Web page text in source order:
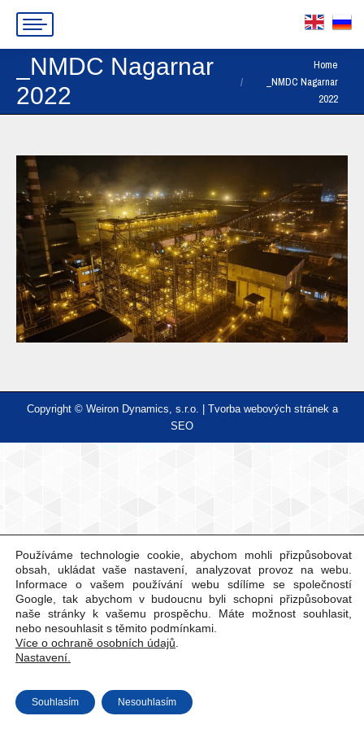
_NMDC Nagarnar
2022
Home
_NMDC Nagarnar
2022
Copyright © Weiron Dynamics, s.r.o. | Tvorba webových stránek a
SEO
Používáme technologie cookie, abychom mohli přizpůsobovat
obsah, ukládat vaše nastavení, analyzovat provoz na webu.
Informace o vašem používání webu sdílíme se společností
Google, tak abychom v budoucnu byli schopni přizpůsobovat
naše stránky k vašemu prospěchu. Máte možnost souhlasit,
nebo nesouhlasit s těmito podmínkami.
Více o ochraně osobních údajů
Nastavení.
Souhlasím Nesouhlasím